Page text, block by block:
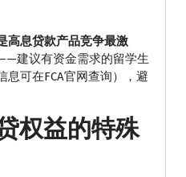
高息贷款产品竞争最激
建议有资金需求的留学生
可在FCA官网查询），避
权益的特殊